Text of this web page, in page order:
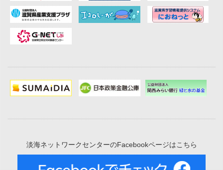
淡海ネットワークセンターのFacebookページはこちら